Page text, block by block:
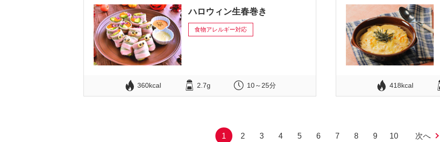
ハロウィン生春巻き
食物アレルギー対応
360kcal 2.7g 10～25分 418kcal
1 2 3 4 5 6 7 8 9 10 次へ